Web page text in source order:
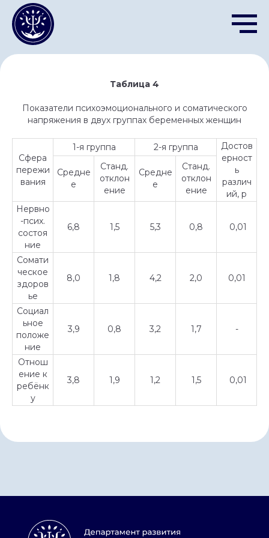
Таблица 4
Показатели психоэмоционального и соматического
напряжения в двух группах беременных женщин
Сфера
пережи
вания
1-я группа 2-я группа
Достов
ерност
ь
различ
ий, p
Средне
е
Станд.
отклон
ение
Средне
е
Станд.
отклон
ение
Нервно
-псих.
состоя
ние
6,8 1,5 5,3 0,8 0,01
Сомати
ческое
здоров
ье
8,0 1,8 4,2 2,0 0,01
Социал
ьное
положе
ние
3,9 0,8 3,2 1,7 -
Отнош
ение к
ребёнк
у
3,8 1,9 1,2 1,5 0,01
Сведения об организации
16 + ©
Сайт сделан в АртФактор